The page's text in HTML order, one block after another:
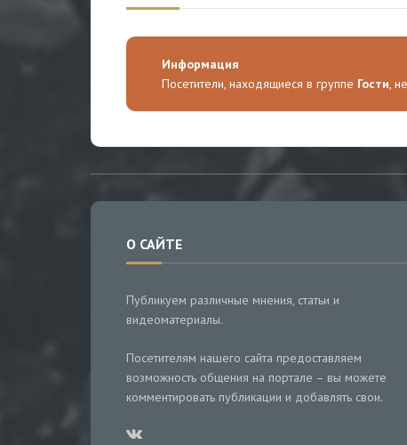
Информация
Посетители, находящиеся в группе Гости,
О САЙТЕ
Публикуем различные мнения, статьи и
видеоматериалы.
Посетителям нашего сайта предоставляем
возможность общения на портале – вы можете
комментировать публикации и добавлять свои.